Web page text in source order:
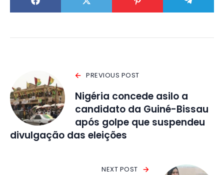
PREVIOUS POST
Nigéria concede asilo a
candidato da Guiné-Bissau
após golpe que suspendeu
divulgação das eleições
NEXT POST